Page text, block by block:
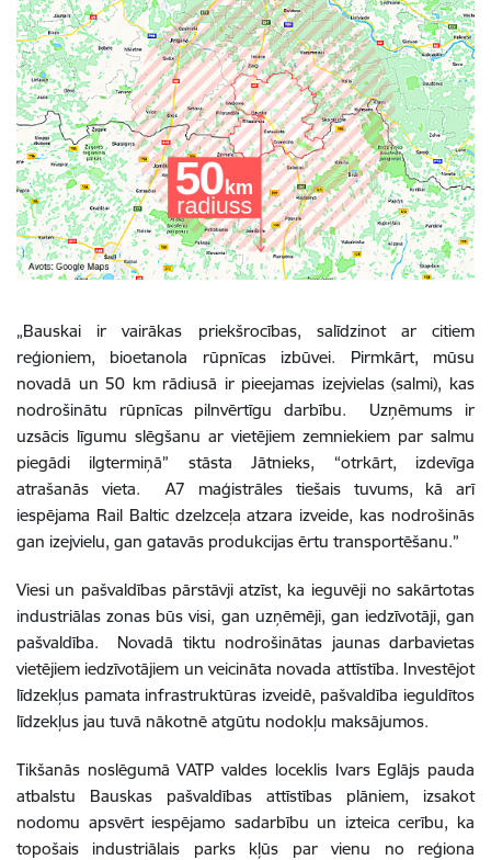
„Bauskai ir vairākas priekšrocības, salīdzinot ar citiem
reģioniem, bioetanola rūpnīcas izbūvei. Pirmkārt, mūsu
novadā un 50 km rādiusā ir pieejamas izejvielas (salmi), kas
nodrošinātu rūpnīcas pilnvērtīgu darbību. Uzņēmums ir
uzsācis līgumu slēgšanu ar vietējiem zemniekiem par salmu
piegādi ilgtermiņā” stāsta Jātnieks, “otrkārt, izdevīga
atrašanās vieta. A7 maģistrāles tiešais tuvums, kā arī
iespējama Rail Baltic dzelzceļa atzara izveide, kas nodrošinās
gan izejvielu, gan gatavās produkcijas ērtu transportēšanu.”
Viesi un pašvaldības pārstāvji atzīst, ka ieguvēji no sakārtotas
industriālas zonas būs visi, gan uzņēmēji, gan iedzīvotāji, gan
pašvaldība. Novadā tiktu nodrošinātas jaunas darbavietas
vietējiem iedzīvotājiem un veicināta novada attīstība. Investējot
līdzekļus pamata infrastruktūras izveidē, pašvaldība ieguldītos
līdzekļus jau tuvā nākotnē atgūtu nodokļu maksājumos.
Tikšanās noslēgumā VATP valdes loceklis Ivars Eglājs pauda
atbalstu Bauskas pašvaldības attīstības plāniem, izsakot
nodomu apsvērt iespējamo sadarbību un izteica cerību, ka
topošais industriālais parks kļūs par vienu no reģiona